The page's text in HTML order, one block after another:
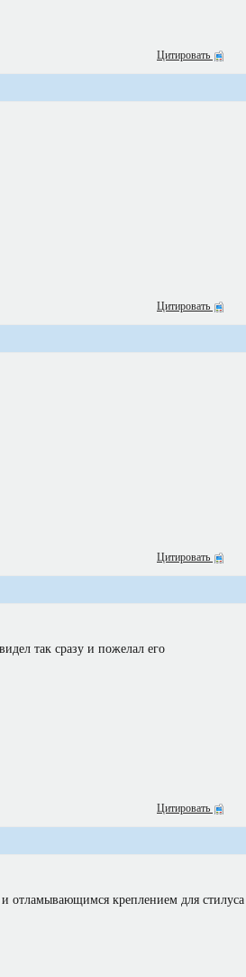
Цитировать
Цитировать
Цитировать
так сразу и пожелал его
Цитировать
отламывающимся креплением для стилуса